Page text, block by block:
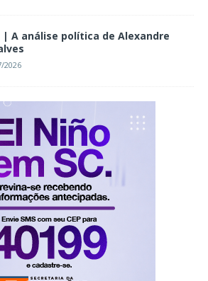
| A análise política de Alexandre
2026